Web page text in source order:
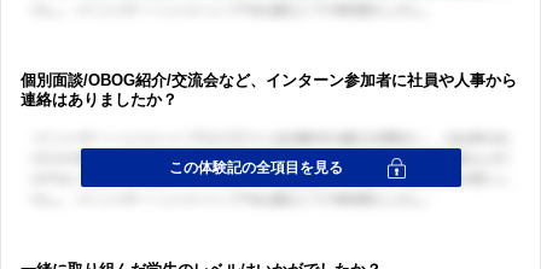
個別面談/OBOG紹介/交流会など、インターン参加者に社員や人事から
連絡はありましたか？